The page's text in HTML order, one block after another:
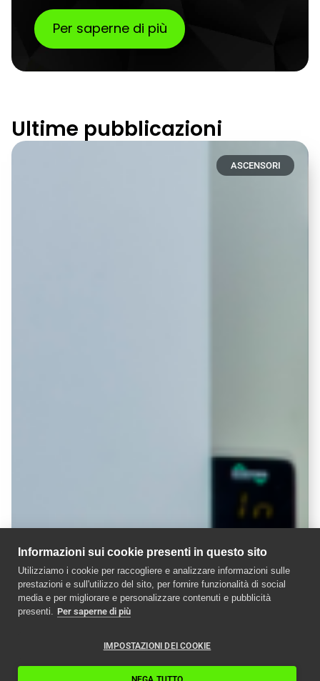
Per saperne di più
Ultime pubblicazioni
ASCENSORI
Informazioni sui cookie presenti in questo sito
Utilizziamo i cookie per raccogliere e analizzare informazioni sulle
prestazioni e sull'utilizzo del sito, per fornire funzionalità di social
media e per migliorare e personalizzare contenuti e pubblicità
presenti. Per saperne di più
IMPOSTAZIONI DEI COOKIE